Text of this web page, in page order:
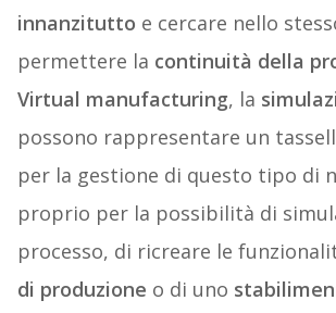
innanzitutto e cercare nello
permettere la continuità della
Virtual manufacturing, la
possono rappresentare un
per la gestione di questo tipo di
proprio per la possibilità di
processo, di ricreare le
di produzione o di uno